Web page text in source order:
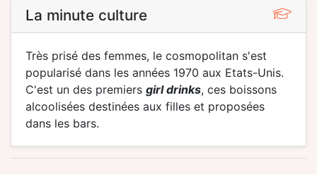
La minute culture
Très prisé des femmes, le cosmopolitan s'est
popularisé dans les années 1970 aux Etats-Unis.
C'est un des premiers girl drinks, ces boissons
alcoolisées destinées aux filles et proposées
dans les bars.